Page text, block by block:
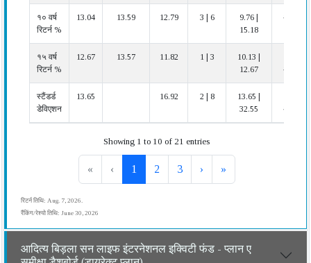
१० वर्ष
रिटर्न %
13.04 13.59 12.79 3 | 6
9.76 |
15.18
अच्छा
१५ वर्ष
रिटर्न %
12.67 13.57 11.82 1 | 3
10.13 |
12.67
अच्छा
स्टैंडर्ड
डेविएशन
13.65 16.92 2 | 8
13.65 |
32.55
अच्छा
Showing 1 to 10 of 21 entries
« ‹ 1 2 3 › »
रिटर्न तिथि: Aug. 7, 2026.
रैंकिंग/रेश्यो तिथि: June 30, 2026
आदित्य बिड़ला सन लाइफ इंटरनेशनल इक्विटी फंड - प्लान ए